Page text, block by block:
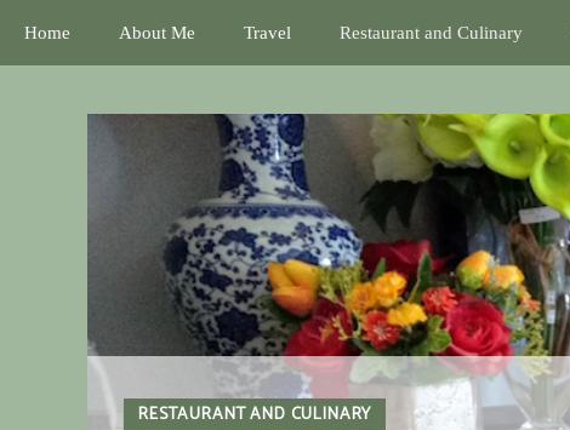
Home About Me Travel Restaurant and Culinary
RESTAURANT AND CULINARY